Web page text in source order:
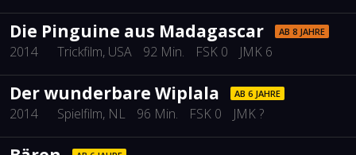
Die Pinguine aus Madagascar AB 8 JAHRE
2014 Trickfilm, USA 92 Min. FSK 0 JMK 6
Der wunderbare Wiplala AB 6 JAHRE
2014 Spielfilm, NL 96 Min. FSK 0 JMK ?